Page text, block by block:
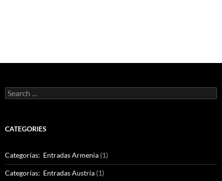
Search
for:
CATEGORIES
Categorías: Entradas Armenia (1)
Categorías: Entradas Austria (1)